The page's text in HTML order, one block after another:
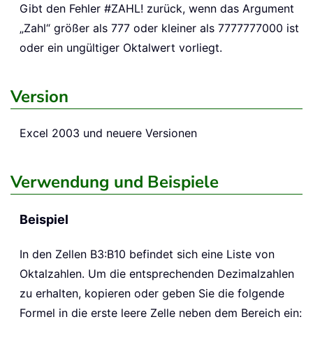
Gibt den Fehler #ZAHL! zurück, wenn das Argument
„Zahl“ größer als 777 oder kleiner als 7777777000 ist
oder ein ungültiger Oktalwert vorliegt.
Version
Excel 2003 und neuere Versionen
Verwendung und Beispiele
Beispiel
In den Zellen B3:B10 befindet sich eine Liste von
Oktalzahlen. Um die entsprechenden Dezimalzahlen
zu erhalten, kopieren oder geben Sie die folgende
Formel in die erste leere Zelle neben dem Bereich ein: